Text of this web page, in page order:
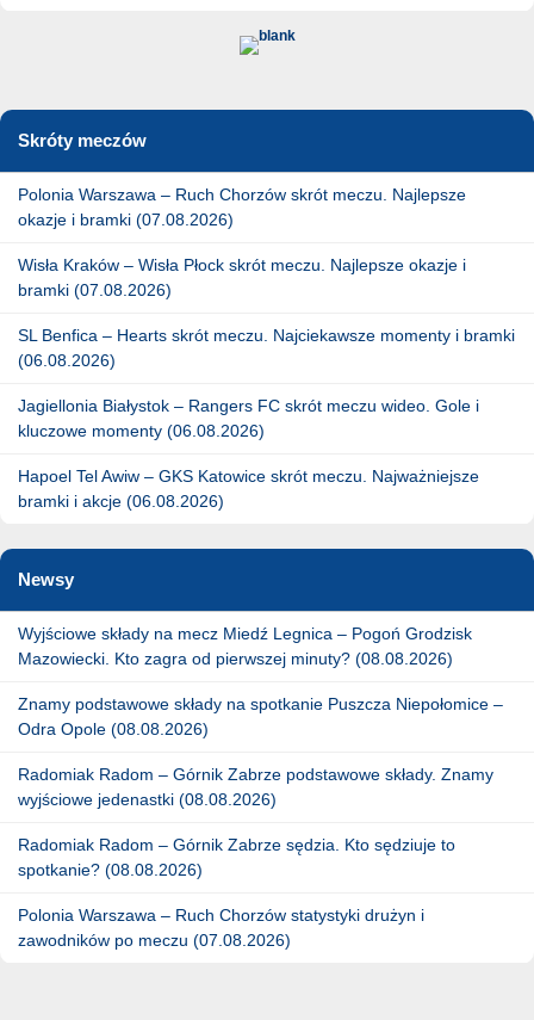
Skróty meczów
Polonia Warszawa – Ruch Chorzów skrót meczu. Najlepsze
okazje i bramki (07.08.2026)
Wisła Kraków – Wisła Płock skrót meczu. Najlepsze okazje i
bramki (07.08.2026)
SL Benfica – Hearts skrót meczu. Najciekawsze momenty i bramki
(06.08.2026)
Jagiellonia Białystok – Rangers FC skrót meczu wideo. Gole i
kluczowe momenty (06.08.2026)
Hapoel Tel Awiw – GKS Katowice skrót meczu. Najważniejsze
bramki i akcje (06.08.2026)
Newsy
Wyjściowe składy na mecz Miedź Legnica – Pogoń Grodzisk
Mazowiecki. Kto zagra od pierwszej minuty? (08.08.2026)
Znamy podstawowe składy na spotkanie Puszcza Niepołomice –
Odra Opole (08.08.2026)
Radomiak Radom – Górnik Zabrze podstawowe składy. Znamy
wyjściowe jedenastki (08.08.2026)
Radomiak Radom – Górnik Zabrze sędzia. Kto sędziuje to
spotkanie? (08.08.2026)
Polonia Warszawa – Ruch Chorzów statystyki drużyn i
zawodników po meczu (07.08.2026)